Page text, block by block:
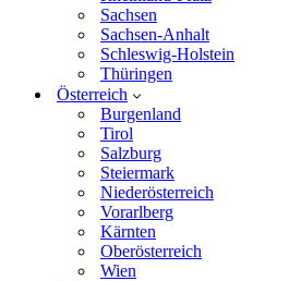
Sachsen
Sachsen-Anhalt
Schleswig-Holstein
Thüringen
Österreich
Burgenland
Tirol
Salzburg
Steiermark
Niederösterreich
Vorarlberg
Kärnten
Oberösterreich
Wien